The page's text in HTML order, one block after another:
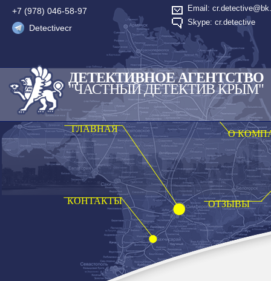
+7 (978) 046-58-97
Detectivecr
Email:
Skype: cr.detective
ДЕТЕКТИВНОЕ АГЕНТСТВО
"ЧАСТНЫЙ ДЕТЕКТИВ КРЫМ"
ГЛАВНАЯ О
КОНТАКТЫ ОТЗЫВЫ